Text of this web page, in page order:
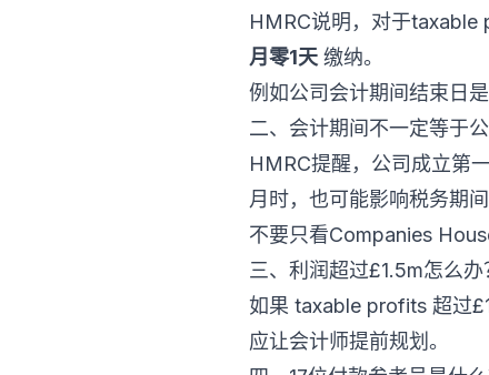
HMRC说明，对于taxable
月零1天 缴纳。
例如公司会计期间结束日
二、会计期间不一定等于
HMRC提醒，公司成立第
月时，也可能影响税务期间
不要只看Companies
三、利润超过£1.5m怎么办
如果 taxable profits 超过
应让会计师提前规划。